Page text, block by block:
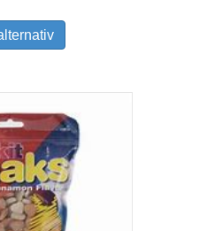
har
kan
velges
på
produktsiden